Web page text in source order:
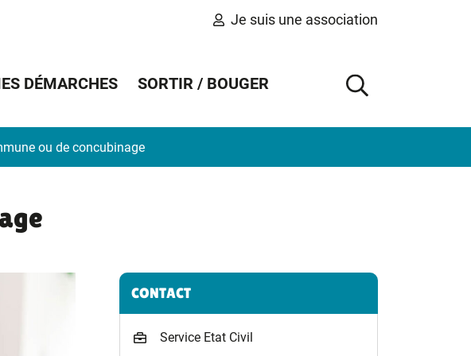
Je suis une association
DÉMARCHES SORTIR / BOUGER
AFFICHER
ou de concubinage
Informations complémentaires
CONTACT
Service Etat Civil